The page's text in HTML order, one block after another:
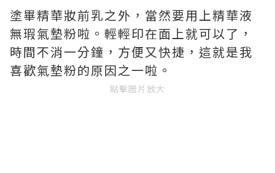
塗畢精華妝前乳之外，當然要用上精華液
無瑕氣墊粉啦。輕輕印在面上就可以了，
時間不消一分鐘，方便又快捷，這就是我
喜歡氣墊粉的原因之一啦。
點擊圖片放大